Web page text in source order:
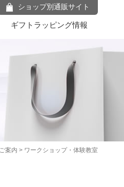
ショップ別通販サイト
ギフトラッピング情報
案内 > ワークショップ・体験教室